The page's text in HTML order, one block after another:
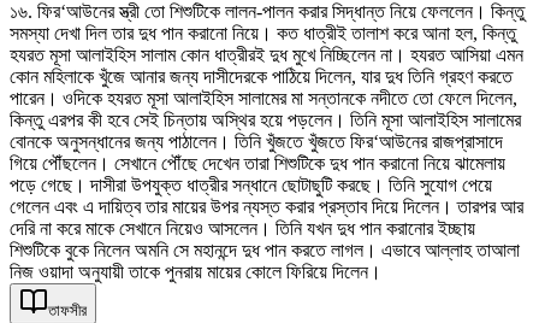
১৬. ফির‘আউনের স্ত্রী তো শিশুটিকে লালন-পালন করার সিদ্ধান্ত নিয়ে ফেললেন। কিন্তু
সমস্যা দেখা দিল তার দুধ পান করানো নিয়ে। কত ধাত্রীই তালাশ করে আনা হল, কিন্তু
হযরত মূসা আলাইহিস সালাম কোন ধাত্রীরই দুধ মুখে নিচ্ছিলেন না। হযরত আসিয়া এমন
কোন মহিলাকে খুঁজে আনার জন্য দাসীদেরকে পাঠিয়ে দিলেন, যার দুধ তিনি গ্রহণ করতে
পারেন। ওদিকে হযরত মূসা আলাইহিস সালামের মা সন্তানকে নদীতে তো ফেলে দিলেন,
কিন্তু এরপর কী হবে সেই চিন্তায় অস্থির হয়ে পড়লেন। তিনি মূসা আলাইহিস সালামের
বোনকে অনুসন্ধানের জন্য পাঠালেন। তিনি খুঁজতে খুঁজতে ফির‘আউনের রাজপ্রাসাদে
গিয়ে পৌঁছলেন। সেখানে পৌঁছে দেখেন তারা শিশুটিকে দুধ পান করানো নিয়ে ঝামেলায়
পড়ে গেছে। দাসীরা উপযুক্ত ধাত্রীর সন্ধানে ছোটাছুটি করছে। তিনি সুযোগ পেয়ে
গেলেন এবং এ দায়িত্ব তার মায়ের উপর ন্যস্ত করার প্রস্তাব দিয়ে দিলেন। তারপর আর
দেরি না করে মাকে সেখানে নিয়েও আসলেন। তিনি যখন দুধ পান করানোর ইচ্ছায়
শিশুটিকে বুকে নিলেন অমনি সে মহানন্দে দুধ পান করতে লাগল। এভাবে আল্লাহ তাআলা
নিজ ওয়াদা অনুযায়ী তাকে পুনরায় মায়ের কোলে ফিরিয়ে দিলেন।
তাফসীর